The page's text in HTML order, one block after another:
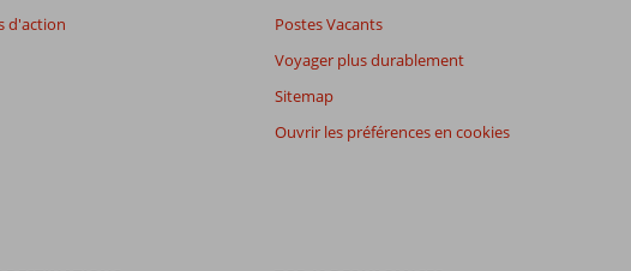
d'action
Postes Vacants
Voyager plus durablement
Sitemap
Ouvrir les préférences en cookies